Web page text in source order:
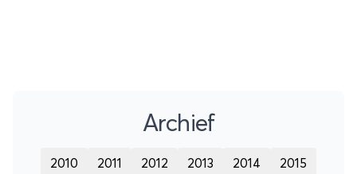
Archief
2010 2011 2012 2013 2014 2015